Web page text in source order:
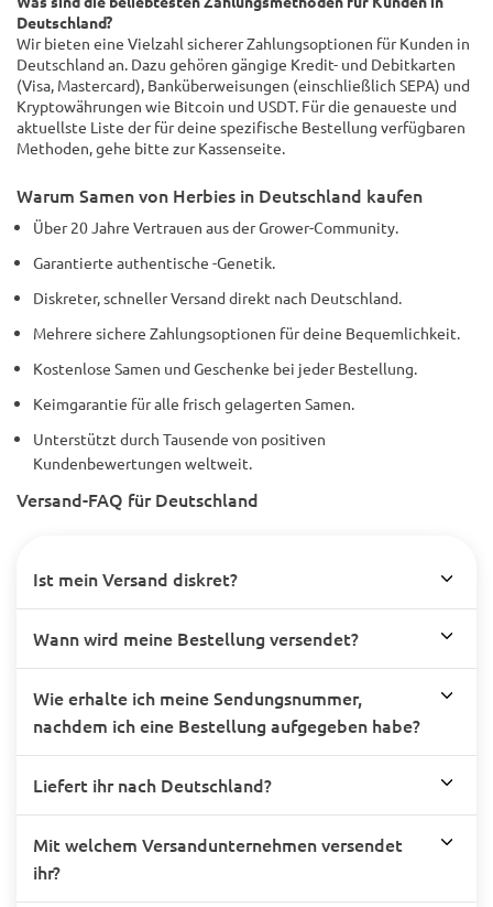
Deutschland?
Wir bieten eine Vielzahl sicherer Zahlungsoptionen für Kunden in
Deutschland an. Dazu gehören gängige Kredit- und Debitkarten
(Visa, Mastercard), Banküberweisungen (einschließlich SEPA) und
Kryptowährungen wie Bitcoin und USDT. Für die genaueste und
aktuellste Liste der für deine spezifische Bestellung verfügbaren
Methoden, gehe bitte zur Kassenseite.
Warum Samen von Herbies in Deutschland kaufen
Über 20 Jahre Vertrauen aus der Grower-Community.
Garantierte authentische -Genetik.
Diskreter, schneller Versand direkt nach Deutschland.
Mehrere sichere Zahlungsoptionen für deine Bequemlichkeit.
Kostenlose Samen und Geschenke bei jeder Bestellung.
Keimgarantie für alle frisch gelagerten Samen.
Unterstützt durch Tausende von positiven
Kundenbewertungen weltweit.
Versand-FAQ für Deutschland
Ist mein Versand diskret?
Wann wird meine Bestellung versendet?
Wie erhalte ich meine Sendungsnummer,
nachdem ich eine Bestellung aufgegeben habe?
Liefert ihr nach Deutschland?
Mit welchem Versandunternehmen versendet
ihr?